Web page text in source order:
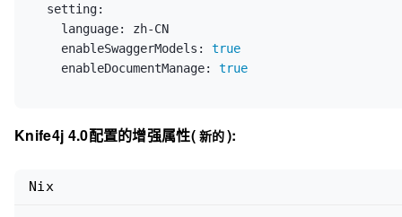
setting:
language:
zh-CN
enableSwaggerModels:
true
enableDocumentManage:
true
Knife4j 4.0配置的增强属性( 新的 ):
Nix